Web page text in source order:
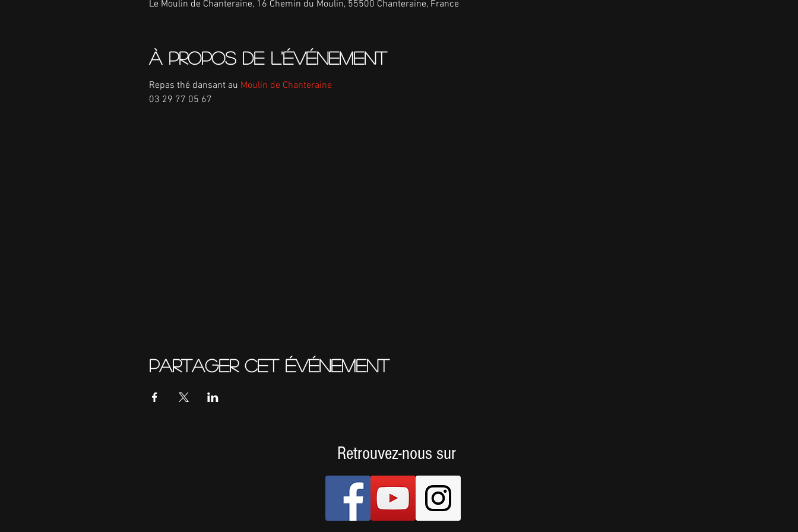
Le Moulin de Chanteraine, 16 Chemin du Moulin, 55500 Chanteraine, France
À propos de l'événement
Repas thé dansant au Moulin de Chanteraine
03 29 77 05 67
Partager cet événement
Retrouvez-nous sur